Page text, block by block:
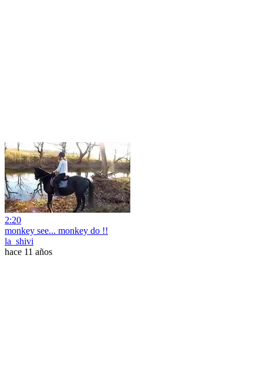
2:20
monkey see... monkey do !!
la_shivi
hace 11 años